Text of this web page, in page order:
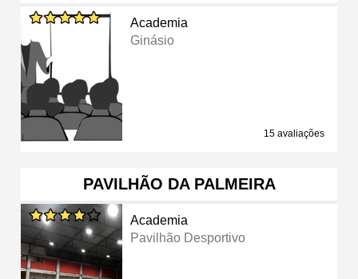
Academia
Ginásio
15 avaliações
PAVILHÃO DA PALMEIRA
Academia
Pavilhão Desportivo